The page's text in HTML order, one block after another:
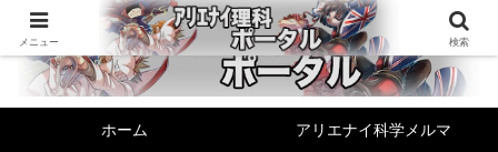
ホーム アリエナイ科学メルマ
メニュー 検索